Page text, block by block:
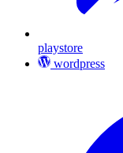
playstore
wordpress